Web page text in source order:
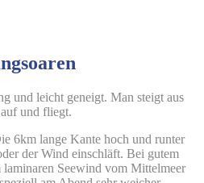
und leicht geneigt. Man steigt aus
und fliegt.
6km lange Kante hoch und runter
der Wind einschläft. Bei gutem
Seewind vom Mittelmeer